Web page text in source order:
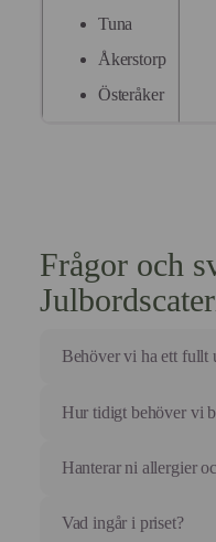
Tuna
Åkerstorp
Österåker
Frågor och
Behöver vi ha ett fullt
Nej. Precis som vid
självgående.
krävs för en smidig
Hur tidigt behöver vi
Julperioden (slutet av
december) bokas upp
veckor för att säkra
Hanterar ni allergier
Självklart. Vi skapar
Vad ingår i priset?